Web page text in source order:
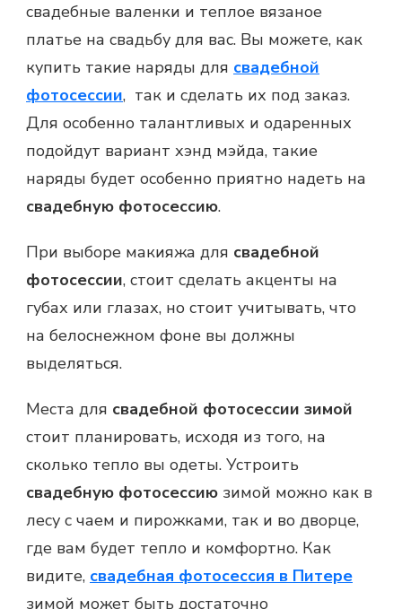
свадебные валенки и теплое вязаное
платье на свадьбу для вас. Вы можете, как
купить такие наряды для свадебной
фотосессии, так и сделать их под заказ.
Для особенно талантливых и одаренных
подойдут вариант хэнд мэйда, такие
наряды будет особенно приятно надеть на
свадебную фотосессию.
При выборе макияжа для свадебной
фотосессии, стоит сделать акценты на
губах или глазах, но стоит учитывать, что
на белоснежном фоне вы должны
выделяться.
Места для свадебной фотосессии зимой
стоит планировать, исходя из того, на
сколько тепло вы одеты. Устроить
свадебную фотосессию зимой можно как в
лесу с чаем и пирожками, так и во дворце,
где вам будет тепло и комфортно. Как
видите, свадебная фотосессия в Питере
зимой может быть достаточно